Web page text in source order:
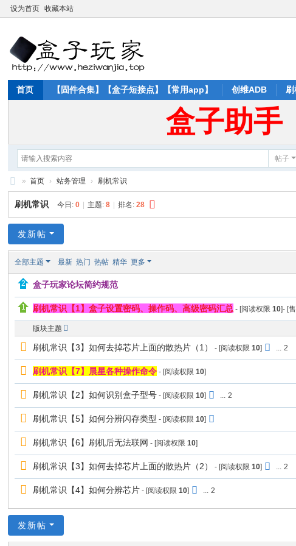
设为首页 收藏本站
首页 【固件合集】【盒子短接点】【常用app】 创维ADB
盒子助手
帖子
盒
子
玩
家
机
盒
论
坛
顶
升
级
» 首页 › 站务管理 › 刷机常识
刷机常识 今日:0 主题:8 排名:28
发新帖
全部主题 最新 热门 热帖 精华 更多
盒子玩家论坛简约规范
刷机常识【1】盒子设置密码、操作码、高级密码汇总 - [阅读权限10]- [
版块主题
刷机常识【3】如何去掉芯片上面的散热片（1） - [阅读权限10] ... 2
刷机常识【7】晨星各种操作命令 - [阅读权限10]
刷机常识【2】如何识别盒子型号 - [阅读权限10] ... 2
刷机常识【5】如何分辨闪存类型 - [阅读权限10]
刷机常识【6】刷机后无法联网 - [阅读权限10]
刷机常识【3】如何去掉芯片上面的散热片（2） - [阅读权限10] ... 2
刷机常识【4】如何分辨芯片 - [阅读权限10] ... 2
发新帖